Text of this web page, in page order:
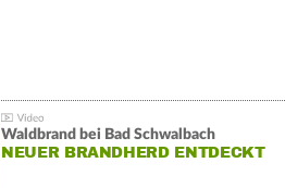
Waldbrand bei Bad Schwalbach
NEUER BRANDHERD ENTDECKT